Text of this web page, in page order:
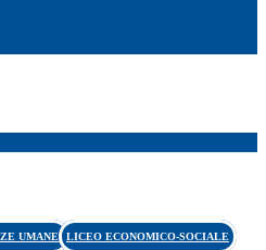
UMANE LICEO ECONOMICO-SOCIALE